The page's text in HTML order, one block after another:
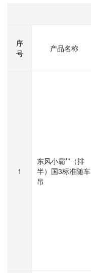
序
号
产品名称
1
东风小霸**（排
半）国3标准随车
吊